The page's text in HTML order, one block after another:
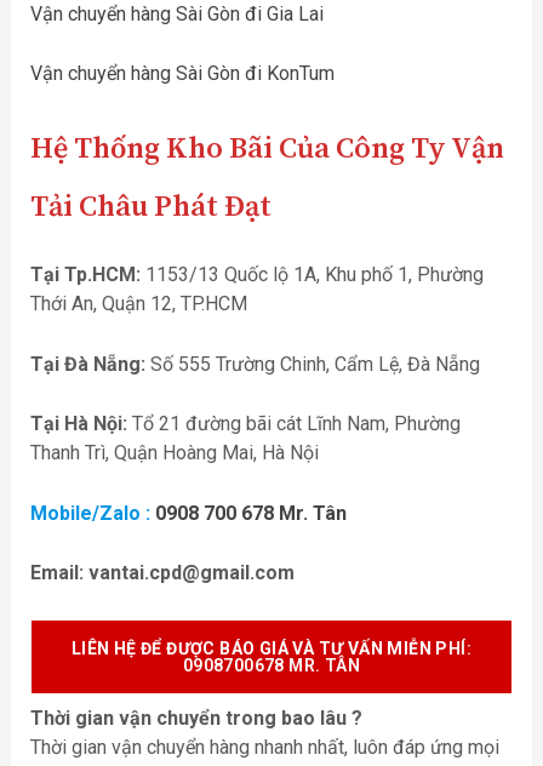
Vận chuyển hàng Sài Gòn đi Gia Lai
Vận chuyển hàng Sài Gòn đi KonTum
Hệ Thống Kho Bãi Của Công Ty Vận
Tải Châu Phát Đạt
Tại Tp.HCM: 1153/13 Quốc lộ 1A, Khu phố 1, Phường
Thới An, Quận 12, TP.HCM
Tại Đà Nẵng: Số 555 Trường Chinh, Cẩm Lệ, Đà Nẵng
Tại Hà Nội: Tổ 21 đường bãi cát Lĩnh Nam, Phường
Thanh Trì, Quận Hoàng Mai, Hà Nội
Mobile/Zalo : 0908 700 678 Mr. Tân
Email: vantai.cpd@gmail.com
LIÊN HỆ ĐỂ ĐƯỢC BÁO GIÁ VÀ TƯ VẤN MIỄN P HÍ:
0908700678 MR. TÂN
Thời gian vận chuyển trong bao lâu ?
Thời gian vận chuyển hàng nhanh nhất, luôn đáp ứng mọi